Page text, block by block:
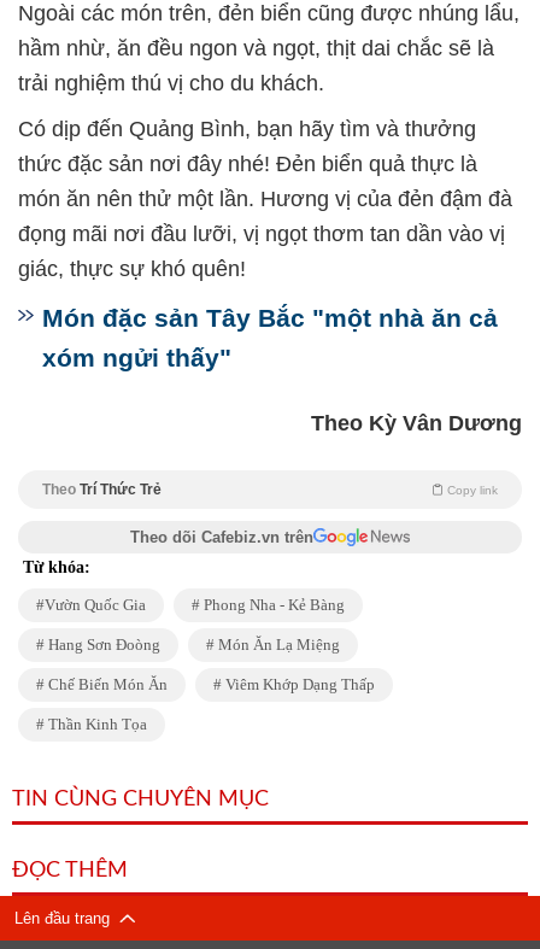
Ngoài các món trên, đẻn biển cũng được nhúng lẩu,
hầm nhừ, ăn đều ngon và ngọt, thịt dai chắc sẽ là
trải nghiệm thú vị cho du khách.
Có dịp đến Quảng Bình, bạn hãy tìm và thưởng
thức đặc sản nơi đây nhé! Đẻn biển quả thực là
món ăn nên thử một lần. Hương vị của đẻn đậm đà
đọng mãi nơi đầu lưỡi, vị ngọt thơm tan dần vào vị
giác, thực sự khó quên!
Món đặc sản Tây Bắc "một nhà ăn cả
xóm ngửi thấy"
Theo Kỳ Vân Dương
Theo Trí Thức Trẻ Copy link
Theo dõi Cafebiz.vn trên
Từ khóa:
Vườn Quốc Gia Phong Nha - Kẻ Bàng
Hang Sơn Đoòng Món Ăn Lạ Miệng
Chế Biến Món Ăn Viêm Khớp Dạng Thấp
Thần Kinh Tọa
TIN CÙNG CHUYÊN MỤC
ĐỌC THÊM
Lên đầu trang